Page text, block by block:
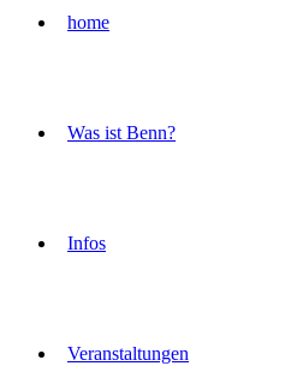
home
Was ist Benn?
Infos
Veranstaltungen